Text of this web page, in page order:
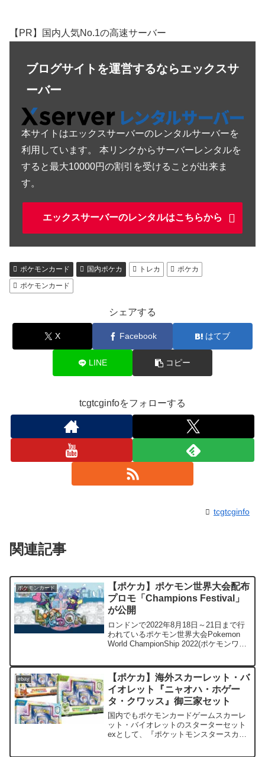
【PR】国内人気No.1の高速サーバー
ブログサイトを運営するならエックスサ
ーバー
本サイトはエックスサーバーのレンタルサーバーを
利用しています。 本リンクからサーバーレンタルを
すると最大10000円の割引を受けることが出来ま
す。
エックスサーバーのレンタルはこちらから
ポケモンカード 国内ポケカ トレカ
ポケカ
ポケモンカード
シェアする
X Facebook はてブ
LINE コピー
tcgtcginfoをフォローする
tcgtcginfo
関連記事
ポケモンカード
【ポケカ】ポケモン世界大会配布
プロモ「Champions Festival」
が公開
ロンドンで2022年8月18日～21日まで行
われているポケモン世界大会Pokemon
World ChampionShip 2022(ポケモンワー
まし...
ebay
【ポケカ】海外スカーレット・バ
イオレット『ニャオハ・ホゲー
タ・クワッス』御三家セット
国内でもポケモンカードゲームスカーレ
ット・バイオレットのスターターセット
exとして、『ポケットモンスタースカー